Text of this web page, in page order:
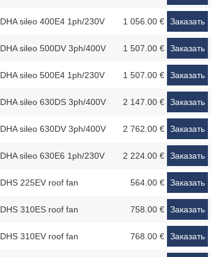
DHA sileo 400E4 1ph/230V 1 056.00 € Заказать
DHA sileo 500DV 3ph/400V 1 507.00 € Заказать
DHA sileo 500E4 1ph/230V 1 507.00 € Заказать
DHA sileo 630DS 3ph/400V 2 147.00 € Заказать
DHA sileo 630DV 3ph/400V 2 762.00 € Заказать
DHA sileo 630E6 1ph/230V 2 224.00 € Заказать
DHS 225EV roof fan 564.00 € Заказать
DHS 310ES roof fan 758.00 € Заказать
DHS 310EV roof fan 768.00 € Заказать